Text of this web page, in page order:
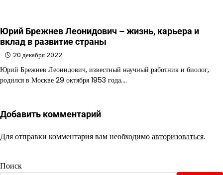
Юрий Брежнев Леонидович – жизнь, карьера и
вклад в развитие страны
20 декабря 2022
Юрий Брежнев Леонидович, известный научный работник и биолог,
родился в Москве 29 октября 1953 года.…
Добавить комментарий
Для отправки комментария вам необходимоавторизоваться.
Поиск